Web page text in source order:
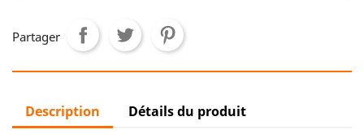
Partager
Description Détails du produit